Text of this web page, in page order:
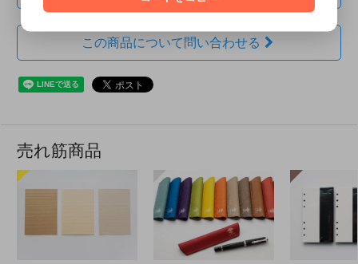
この商品について問い合わせる
売れ筋商品